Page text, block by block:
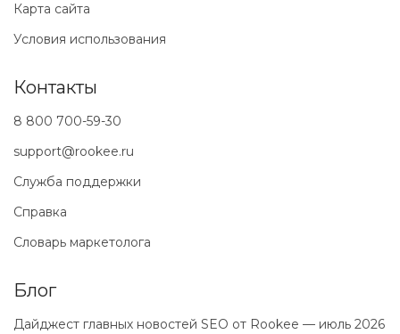
Блог
Дайджест главных новостей SEO от Rookee — июль 2026
Карта сайта
Условия использования
Контакты
8 800 700-59-30
support@rookee.ru
Служба поддержки
Справка
Словарь маркетолога